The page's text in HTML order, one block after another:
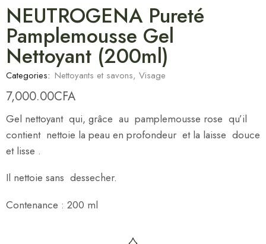
NEUTROGENA Pureté
Pamplemousse Gel
Nettoyant (200ml)
Categories: Nettoyants et savons, Visage
7,000.00CFA
Gel nettoyant qui, grâce au pamplemousse rose qu’il
contient nettoie la peau en profondeur et la laisse douce
et lisse .
Il nettoie sans dessecher.
Contenance : 200 ml